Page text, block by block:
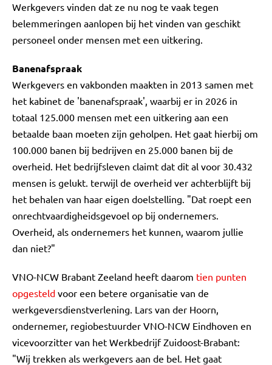
Werkgevers vinden dat ze nu nog te vaak tegen
belemmeringen aanlopen bij het vinden van geschikt
personeel onder mensen met een uitkering.
Banenafspraak
Werkgevers en vakbonden maakten in 2013 samen met
het kabinet de 'banenafspraak', waarbij er in 2026 in
totaal 125.000 mensen met een uitkering aan een
betaalde baan moeten zijn geholpen. Het gaat hierbij om
100.000 banen bij bedrijven en 25.000 banen bij de
overheid. Het bedrijfsleven claimt dat dit al voor 30.432
mensen is gelukt. terwijl de overheid ver achterblijft bij
het behalen van haar eigen doelstelling. "Dat roept een
onrechtvaardigheidsgevoel op bij ondernemers.
Overheid, als ondernemers het kunnen, waarom jullie
dan niet?"
VNO-NCW Brabant Zeeland heeft daarom tien punten
opgesteld voor een betere organisatie van de
werkgeversdienstverlening. Lars van der Hoorn,
ondernemer, regiobestuurder VNO-NCW Eindhoven en
vicevoorzitter van het Werkbedrijf Zuidoost-Brabant:
"Wij trekken als werkgevers aan de bel. Het gaat